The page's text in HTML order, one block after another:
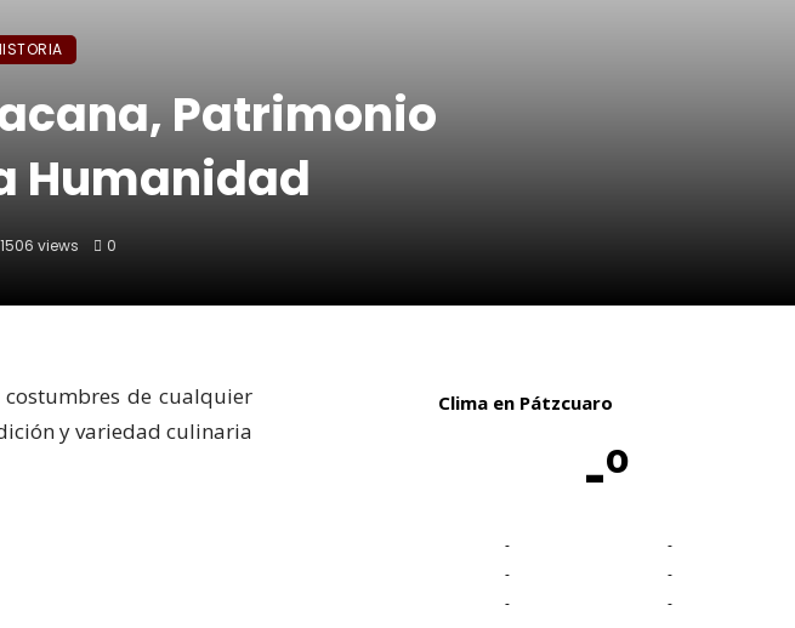
Patrimonio
Humanidad
views 0
de cualquier
y variedad culinaria
Clima en Pátzcuaro
-º
-
-
-
-
-
-